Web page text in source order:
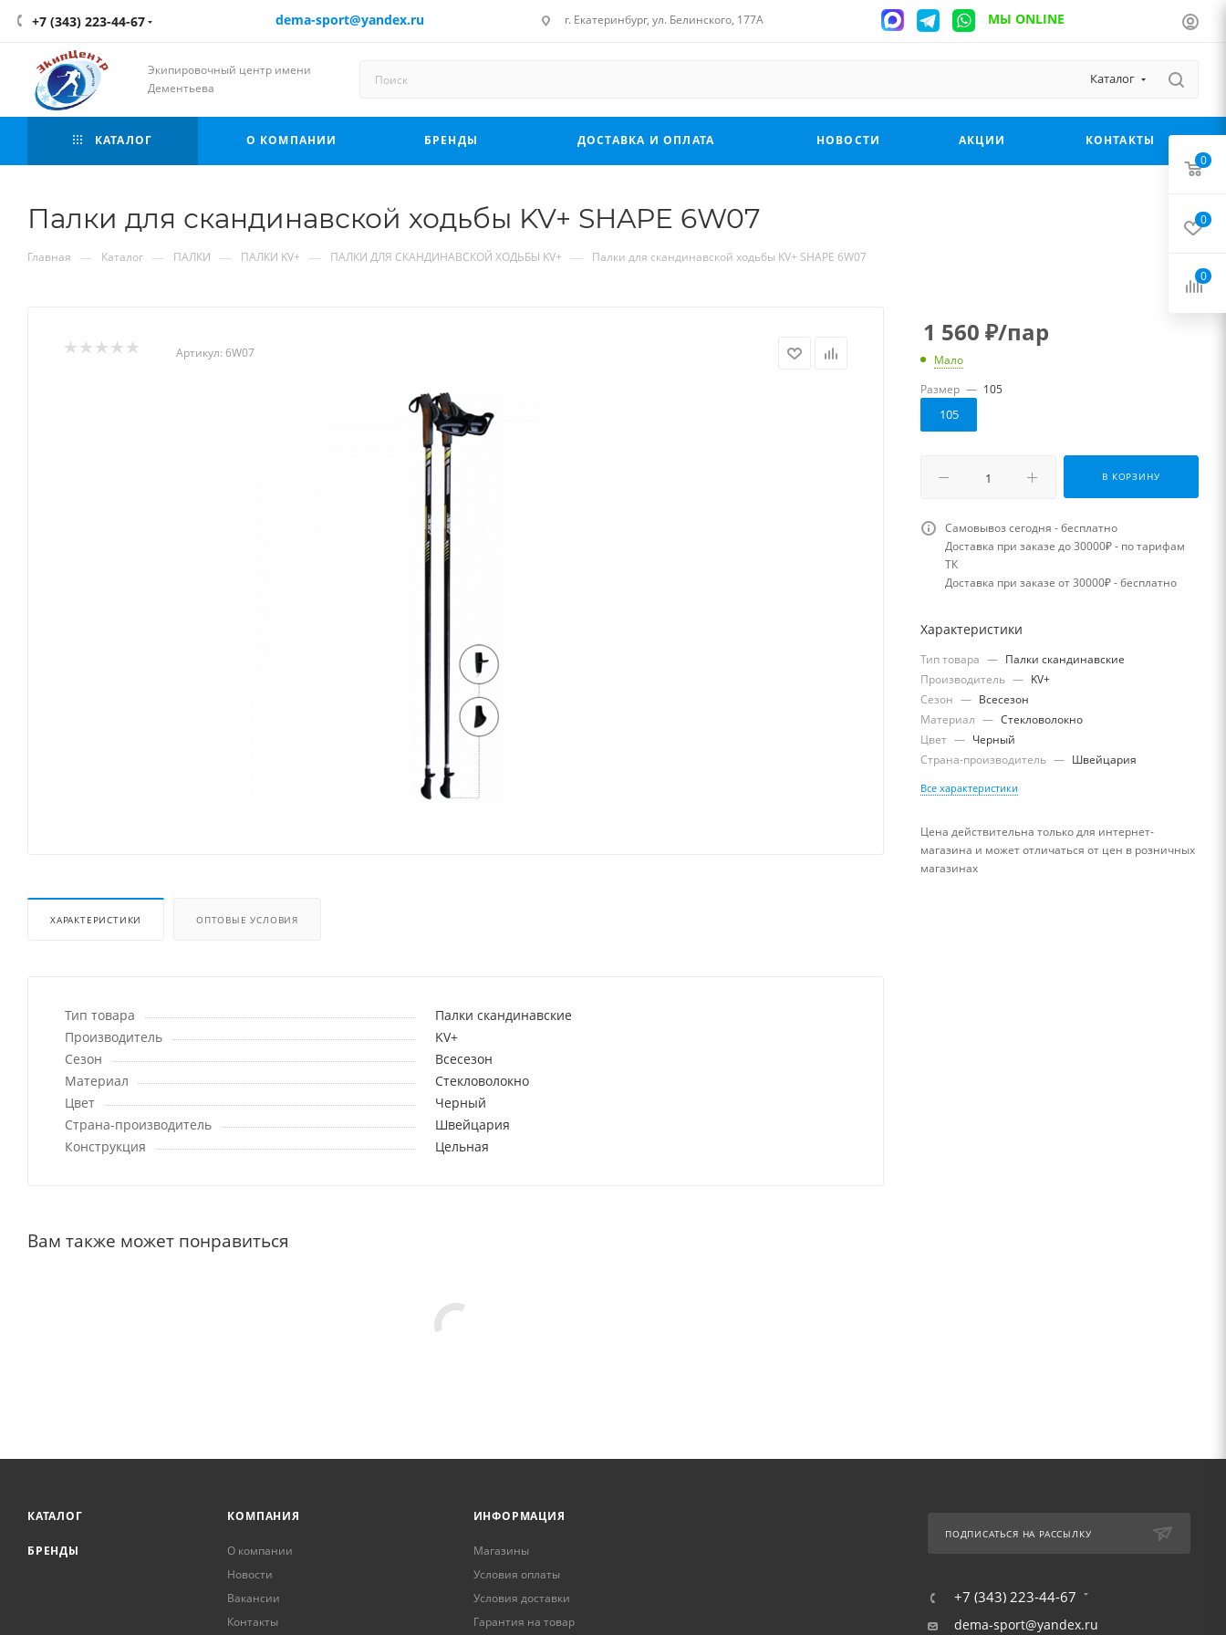
+7 (343) 223-44-67 dema-sport@yandex.ru г. Екатеринбург, ул. Белинского, 177А МЫ ONLINE
Экипировочный центр имени
Дементьева
Каталог
КАТАЛОГ О КОМПАНИИ БРЕНДЫ ДОСТАВКА И ОПЛАТА НОВОСТИ АКЦИИ КОНТАКТЫ
Палки для скандинавской ходьбы KV+ SHAPE 6W07
Главная — Каталог — ПАЛКИ — ПАЛКИ KV+ — ПАЛКИ ДЛЯ СКАНДИНАВСКОЙ ХОДЬБЫ KV+ — Палки для скандинавской ходьбы KV+ SHAPE 6W07
Артикул: 6W07
ХАРАКТЕРИСТИКИ ОПТОВЫЕ УСЛОВИЯ
Тип товара
Палки скандинавские
Производитель
KV+
Сезон
Всесезон
Материал
Стекловолокно
Цвет
Черный
Страна-производитель
Швейцария
Конструкция
Цельная
Вам также может понравиться
1 560 ₽/пар
Мало
Размер — 105
105
В КОРЗИНУ
Самовывоз сегодня - бесплатно
Доставка при заказе до 30000₽ - по тарифам
ТК
Доставка при заказе от 30000₽ - бесплатно
Характеристики
Тип товара — Палки скандинавские
Производитель — KV+
Сезон — Всесезон
Материал — Стекловолокно
Цвет — Черный
Страна-производитель — Швейцария
Все характеристики
Цена действительна только для интернет-
магазина и может отличаться от цен в розничных
магазинах
КАТАЛОГ
БРЕНДЫ
КОМПАНИЯ
О компании
Новости
Вакансии
Контакты
ИНФОРМАЦИЯ
Магазины
Условия оплаты
Условия доставки
Гарантия на товар
ПОДПИСАТЬСЯ НА РАССЫЛКУ
+7 (343) 223-44-67
dema-sport@yandex.ru
0
0
0